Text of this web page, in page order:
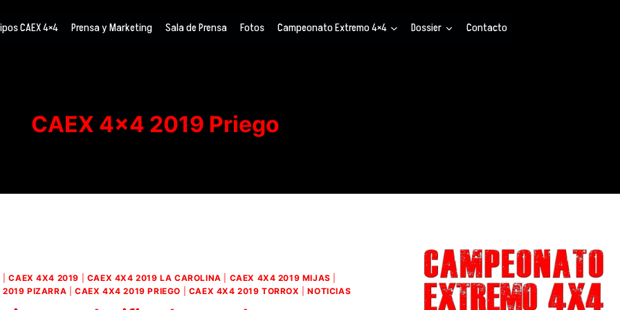
CAEX 4×4 Prensa y Marketing Sala de Prensa Fotos Campeonato Extremo 4×4 Dossier Contacto
CAEX 4×4 2019 Priego
|CAEX 4X4 2019 CAEX 4X4 2019 LA CAROLINA CAEX 4X4 2019 MIJAS
PIZARRA |CAEX 4X4 2019 PRIEGO CAEX 4X4 2019 TORROX |NOTICIAS